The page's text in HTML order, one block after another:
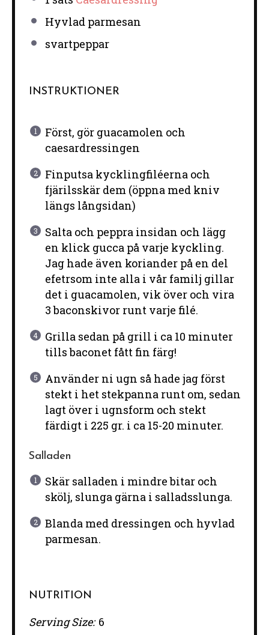
Hyvlad parmesan
svartpeppar
INSTRUKTIONER
Först, gör guacamolen och
caesardressingen
Finputsa kycklingfiléerna och
fjärilsskär dem (öppna med kniv
längs långsidan)
Salta och peppra insidan och lägg
en klick gucca på varje kyckling.
Jag hade även koriander på en del
efetrsom inte alla i vår familj gillar
det i guacamolen, vik över och vira
3 baconskivor runt varje filé.
Grilla sedan på grill i ca 10 minuter
tills baconet fått fin färg!
Använder ni ugn så hade jag först
stekt i het stekpanna runt om, sedan
lagt över i ugnsform och stekt
färdigt i 225 gr. i ca 15-20 minuter.
Salladen
Skär salladen i mindre bitar och
skölj, slunga gärna i salladsslunga.
Blanda med dressingen och hyvlad
parmesan.
NUTRITION
Serving Size: 6